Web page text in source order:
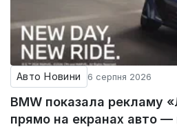
Авто Новини 6 серпня 2026
BMW показала рекламу
прямо на екранах авто —